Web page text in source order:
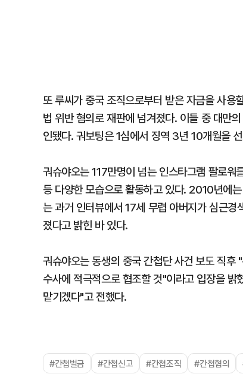
또 루씨가 중국 조직으로부터 받은 자금을 사
법 위반 혐의로 재판에 넘겨졌다. 이들 중 대만
인됐다. 궈보팅은 1심에서 징역 3년 10개월을
궈슈야오는 117만명이 넘는 인스타그램 팔로
등 다양한 모습으로 활동하고 있다. 2010년에
는 과거 인터뷰에서 17세 무렵 아버지가 심근
졌다고 밝힌 바 있다.
궈슈야오는 동생의 중국 간첩단 사건 보도 직
수사에 적극적으로 협조할 것"이라고 입장을
맡기겠다"고 전했다.
#간첩벌금 #간첩신고 #간첩조직 #간첩혐의